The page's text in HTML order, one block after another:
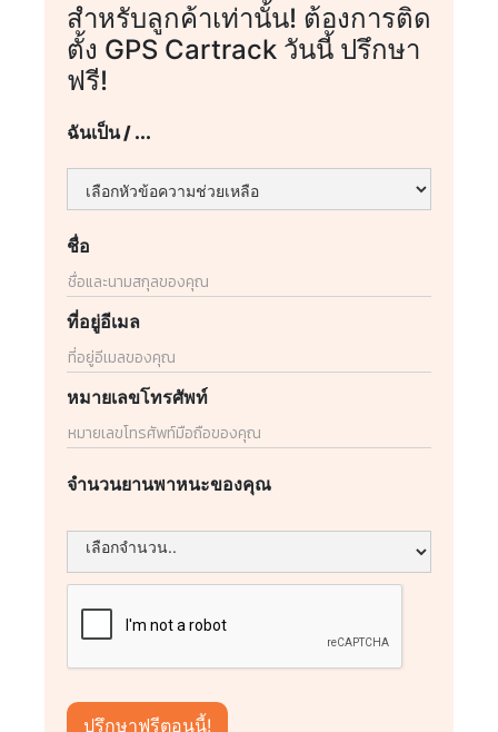
สำหรับลูกค้าเท่านั้น! ต้องการติด
ตั้ง GPS Cartrack วันนี้ ปรึกษา
ฟรี!
ฉันเป็น / ...
ชื่อ
ที่อยู่อีเมล
หมายเลขโทรศัพท์
จำนวนยานพาหนะของคุณ